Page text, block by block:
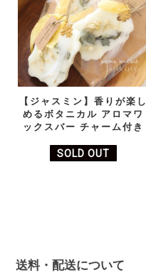
【ジャスミン】香りが楽し
めるボタニカル アロマワ
ックスバー チャーム付き
SOLD OUT
送料・配送について